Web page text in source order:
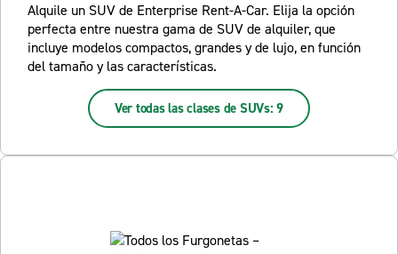
Alquile un SUV de Enterprise Rent-A-Car. Elija la opción
perfecta entre nuestra gama de SUV de alquiler, que
incluye modelos compactos, grandes y de lujo, en función
del tamaño y las características.
Ver todas las clases de SUVs: 9